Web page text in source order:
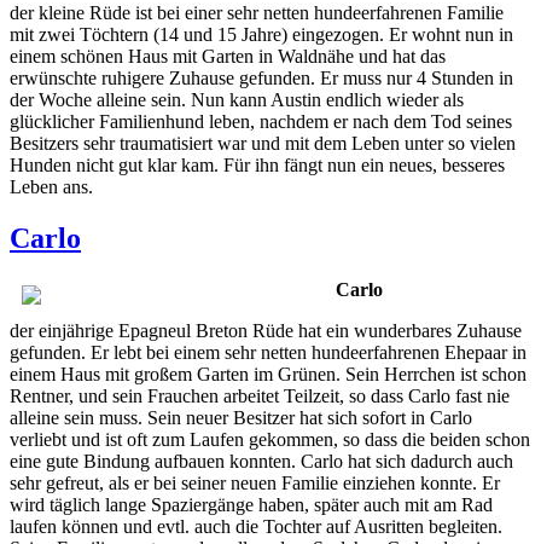
der kleine Rüde ist bei einer sehr netten hundeerfahrenen Familie
mit zwei Töchtern (14 und 15 Jahre) eingezogen. Er wohnt nun in
einem schönen Haus mit Garten in Waldnähe und hat das
erwünschte ruhigere Zuhause gefunden. Er muss nur 4 Stunden in
der Woche alleine sein. Nun kann Austin endlich wieder als
glücklicher Familienhund leben, nachdem er nach dem Tod seines
Besitzers sehr traumatisiert war und mit dem Leben unter so vielen
Hunden nicht gut klar kam. Für ihn fängt nun ein neues, besseres
Leben ans.
Carlo
Carlo
der einjährige Epagneul Breton Rüde hat ein wunderbares Zuhause
gefunden. Er lebt bei einem sehr netten hundeerfahrenen Ehepaar in
einem Haus mit großem Garten im Grünen. Sein Herrchen ist schon
Rentner, und sein Frauchen arbeitet Teilzeit, so dass Carlo fast nie
alleine sein muss. Sein neuer Besitzer hat sich sofort in Carlo
verliebt und ist oft zum Laufen gekommen, so dass die beiden schon
eine gute Bindung aufbauen konnten. Carlo hat sich dadurch auch
sehr gefreut, als er bei seiner neuen Familie einziehen konnte. Er
wird täglich lange Spaziergänge haben, später auch mit am Rad
laufen können und evtl. auch die Tochter auf Ausritten begleiten.